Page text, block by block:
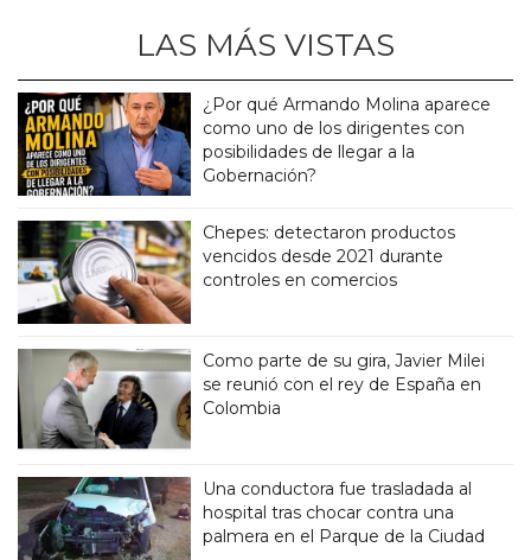
LAS MÁS VISTAS
¿Por qué Armando Molina aparece
como uno de los dirigentes con
posibilidades de llegar a la
Gobernación?
Chepes: detectaron productos
vencidos desde 2021 durante
controles en comercios
Como parte de su gira, Javier Milei
se reunió con el rey de España en
Colombia
Una conductora fue trasladada al
hospital tras chocar contra una
palmera en el Parque de la Ciudad